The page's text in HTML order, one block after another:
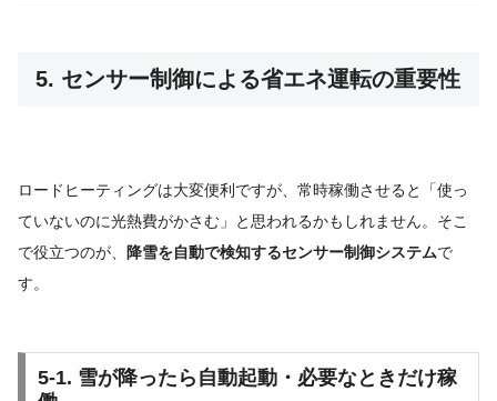
5. センサー制御による省エネ運転の重要性
ロードヒーティングは大変便利ですが、常時稼働させると「使っ
ていないのに光熱費がかさむ」と思われるかもしれません。そこ
で役立つのが、
降雪を自動で検知するセンサー制御システムで
す。
5-1. 雪が降ったら自動起動・必要なときだけ稼